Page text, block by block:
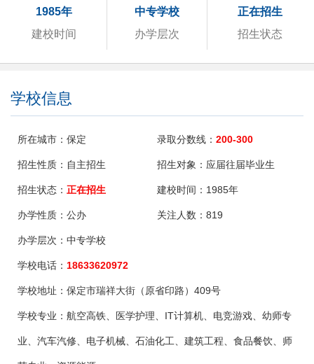
1985年
建校时间
中专学校
办学层次
正在招生
招生状态
学校信息
所在城市： 保定 录取分数线： 200-300
招生性质： 自主招生 招生对象： 应届往届毕业生
招生状态： 正在招生 建校时间： 1985年
办学性质： 公办 关注人数： 819
办学层次： 中专学校
学校电话： 18633620972
学校地址： 保定市瑞祥大街（原省印路）409号
学校专业： 航空高铁、医学护理、IT计算机、电竞游戏、幼师专
业、汽车汽修、电子机械、石油化工、建筑工程、食品餐饮、师